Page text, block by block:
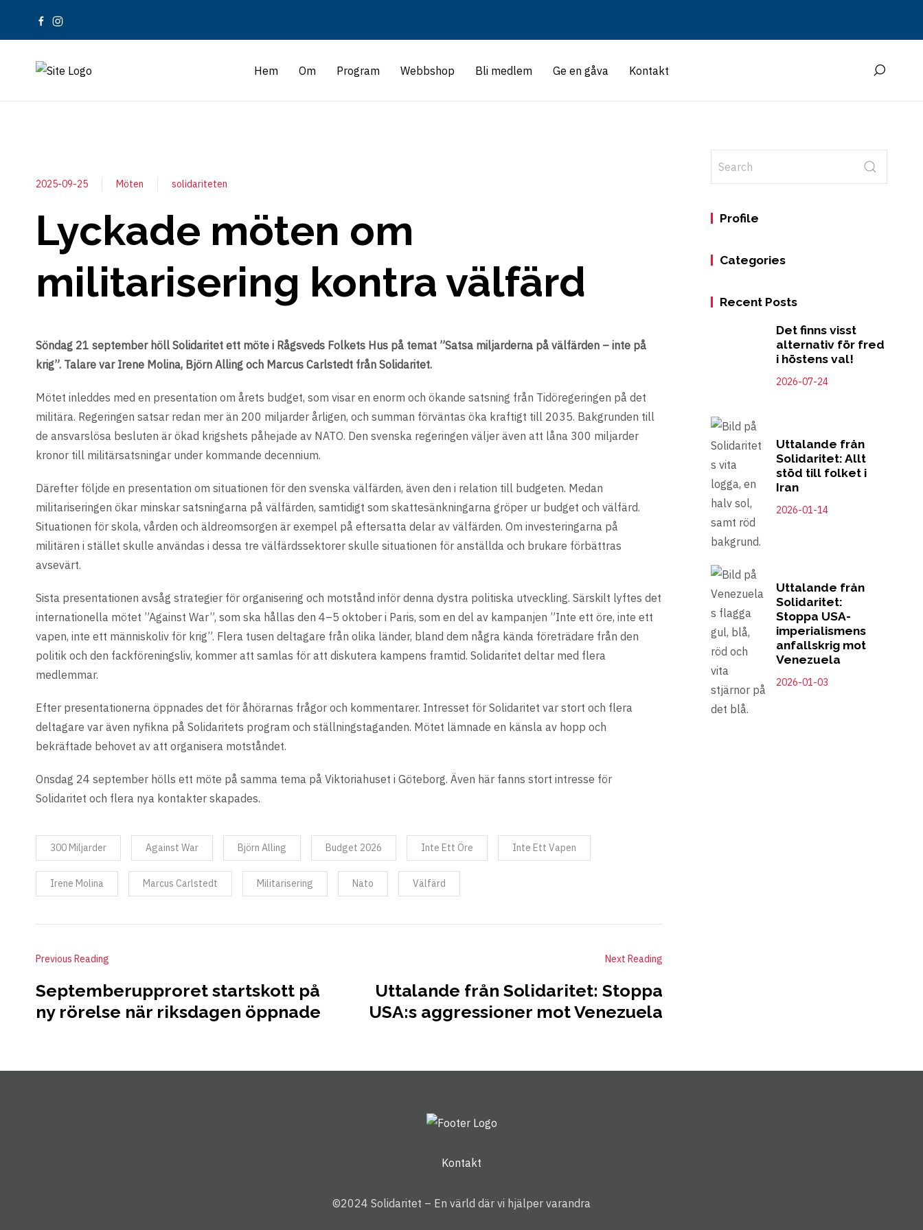
Hem Om Program Webbshop Bli medlem Ge en gåva Kontakt
2025-09-25 Möten solidariteten
Lyckade möten om
militarisering kontra välfärd
Söndag 21 september höll Solidaritet ett möte i Rågsveds Folkets Hus på temat ”Satsa miljarderna på välfärden – inte på
krig”. Talare var Irene Molina, Björn Alling och Marcus Carlstedt från Solidaritet.
Mötet inleddes med en presentation om årets budget, som visar en enorm och ökande satsning från Tidöregeringen på det
militära. Regeringen satsar redan mer än 200 miljarder årligen, och summan förväntas öka kraftigt till 2035. Bakgrunden till
de ansvarslösa besluten är ökad krigshets påhejade av NATO. Den svenska regeringen väljer även att låna 300 miljarder
kronor till militärsatsningar under kommande decennium.
Därefter följde en presentation om situationen för den svenska välfärden, även den i relation till budgeten. Medan
militariseringen ökar minskar satsningarna på välfärden, samtidigt som skattesänkningarna gröper ur budget och välfärd.
Situationen för skola, vården och äldreomsorgen är exempel på eftersatta delar av välfärden. Om investeringarna på
militären i stället skulle användas i dessa tre välfärdssektorer skulle situationen för anställda och brukare förbättras
avsevärt.
Sista presentationen avsåg strategier för organisering och motstånd inför denna dystra politiska utveckling. Särskilt lyftes det
internationella mötet ”Against War”, som ska hållas den 4–5 oktober i Paris, som en del av kampanjen ”Inte ett öre, inte ett
vapen, inte ett människoliv för krig”. Flera tusen deltagare från olika länder, bland dem några kända företrädare från den
politik och den fackföreningsliv, kommer att samlas för att diskutera kampens framtid. Solidaritet deltar med flera
medlemmar.
Efter presentationerna öppnades det för åhörarnas frågor och kommentarer. Intresset för Solidaritet var stort och flera
deltagare var även nyfikna på Solidaritets program och ställningstaganden. Mötet lämnade en känsla av hopp och
bekräftade behovet av att organisera motståndet.
Onsdag 24 september hölls ett möte på samma tema på Viktoriahuset i Göteborg. Även här fanns stort intresse för
Solidaritet och flera nya kontakter skapades.
300 Miljarder Against War Björn Alling Budget 2026 Inte Ett Öre Inte Ett Vapen
Irene Molina Marcus Carlstedt Militarisering Nato Välfärd
Previous Reading
Septemberupproret startskott på
ny rörelse när riksdagen öppnade
Next Reading
Uttalande från Solidaritet: Stoppa
USA:s aggressioner mot Venezuela
Profile
Categories
Recent Posts
Det finns visst
alternativ för fred
i höstens val!
2026-07-24
Uttalande från
Solidaritet: Allt
stöd till folket i
Iran
2026-01-14
Uttalande från
Solidaritet:
Stoppa USA-
imperialismens
anfallskrig mot
Venezuela
2026-01-03
Kontakt
©2024 Solidaritet – En värld där vi hjälper varandra